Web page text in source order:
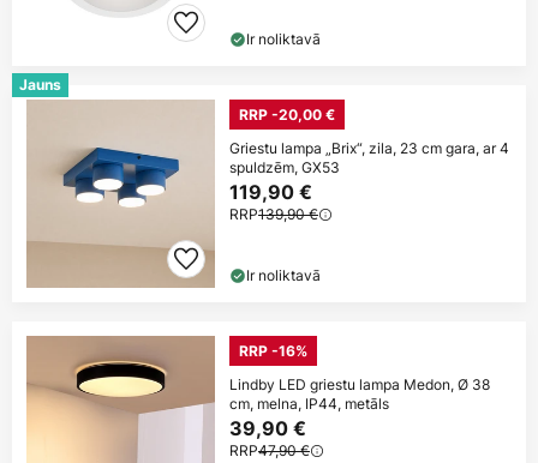
Ir noliktavā
Jauns
RRP -20,00 €
Griestu lampa „Brix“, zila, 23 cm gara, ar 4
spuldzēm, GX53
119,90 €
RRP139,90 €
Ir noliktavā
RRP -16%
Lindby LED griestu lampa Medon, Ø 38
cm, melna, IP44, metāls
39,90 €
RRP47,90 €